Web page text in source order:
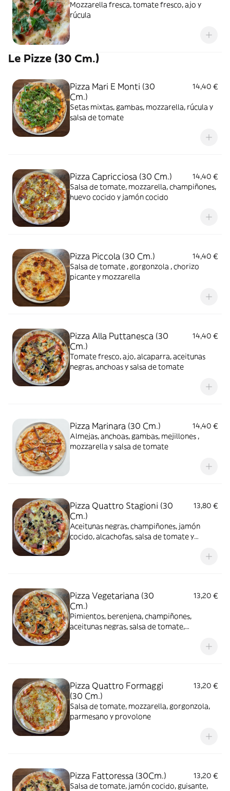
Mozzarella fresca, tomate fresco, ajo y
rúcula
Le Pizze (30 Cm.)
Pizza Mari E Monti (30
Cm.)
14,40 €
Setas mixtas, gambas, mozzarella, rúcula y
salsa de tomate
Pizza Capricciosa (30 Cm.)
14,40 €
Salsa de tomate, mozzarella, champiñones,
huevo cocido y jamón cocido
Pizza Piccola (30 Cm.)
14,40 €
Salsa de tomate , gorgonzola , chorizo
picante y mozzarella
Pizza Alla Puttanesca (30
Cm.)
14,40 €
Tomate fresco, ajo, alcaparra, aceitunas
negras, anchoas y salsa de tomate
Pizza Marinara (30 Cm.)
14,40 €
Almejas, anchoas, gambas, mejillones ,
mozzarella y salsa de tomate
Pizza Quattro Stagioni (30
Cm.)
13,80 €
Aceitunas negras, champiñones, jamón
cocido, alcachofas, salsa de tomate y
Pizza Vegetariana (30
Cm.)
13,20 €
Pimientos, berenjena, champiñones,
aceitunas negras, salsa de tomate,
Pizza Quattro Formaggi
(30 Cm.)
13,20 €
Salsa de tomate, mozzarella, gorgonzola,
parmesano y provolone
Pizza Fattoressa (30Cm.)
13,20 €
Salsa de tomate, jamón cocido, guisante,